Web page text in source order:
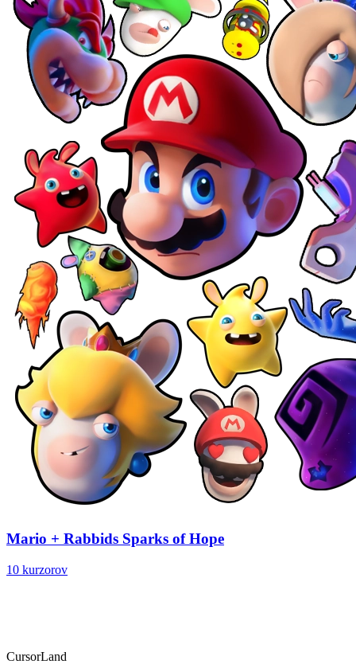
Mario + Rabbids Sparks of Hope
10 kurzorov
CursorLand